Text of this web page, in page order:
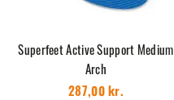
Superfeet Active Support Medium
Arch
287,00 kr.